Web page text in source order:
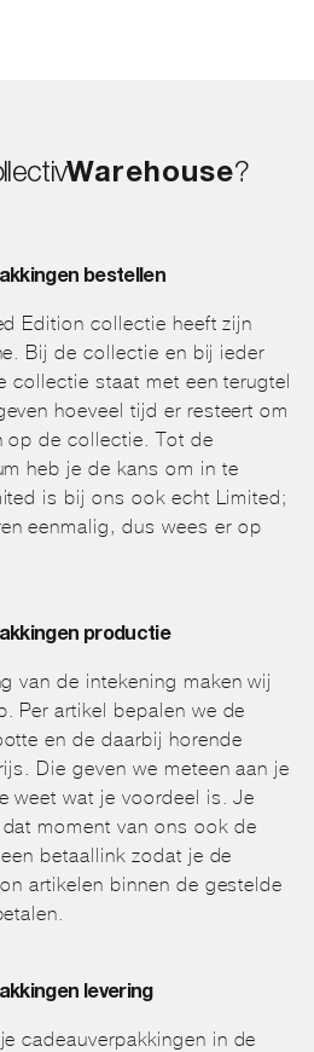
Warehouse?
bestellen
Edition collectie heeft zijn
Bij de collectie en bij ieder
collectie staat met een terugtel
hoeveel tijd er resteert om
op de collectie. Tot de
heb je de kans om in te
is bij ons ook echt Limited;
eenmalig, dus wees er op
productie
van de intekening maken wij
Per artikel bepalen we de
en de daarbij horende
Die geven we meteen aan je
weet wat je voordeel is. Je
moment van ons ook de
betaallink zodat je de
artikelen binnen de gestelde
levering
cadeauverpakkingen in de